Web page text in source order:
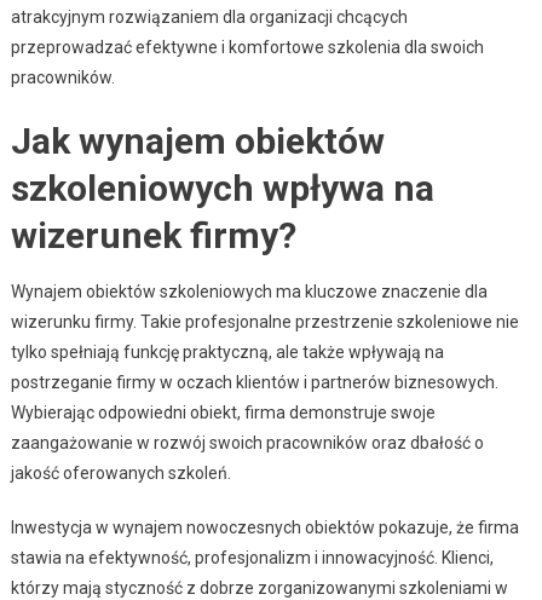
atrakcyjnym rozwiązaniem dla organizacji chcących
przeprowadzać efektywne i komfortowe szkolenia dla swoich
pracowników.
Jak wynajem obiektów
szkoleniowych wpływa na
wizerunek firmy?
Wynajem obiektów szkoleniowych ma kluczowe znaczenie dla
wizerunku firmy. Takie profesjonalne przestrzenie szkoleniowe nie
tylko spełniają funkcję praktyczną, ale także wpływają na
postrzeganie firmy w oczach klientów i partnerów biznesowych.
Wybierając odpowiedni obiekt, firma demonstruje swoje
zaangażowanie w rozwój swoich pracowników oraz dbałość o
jakość oferowanych szkoleń.
Inwestycja w wynajem nowoczesnych obiektów pokazuje, że firma
stawia na efektywność, profesjonalizm i innowacyjność. Klienci,
którzy mają styczność z dobrze zorganizowanymi szkoleniami w